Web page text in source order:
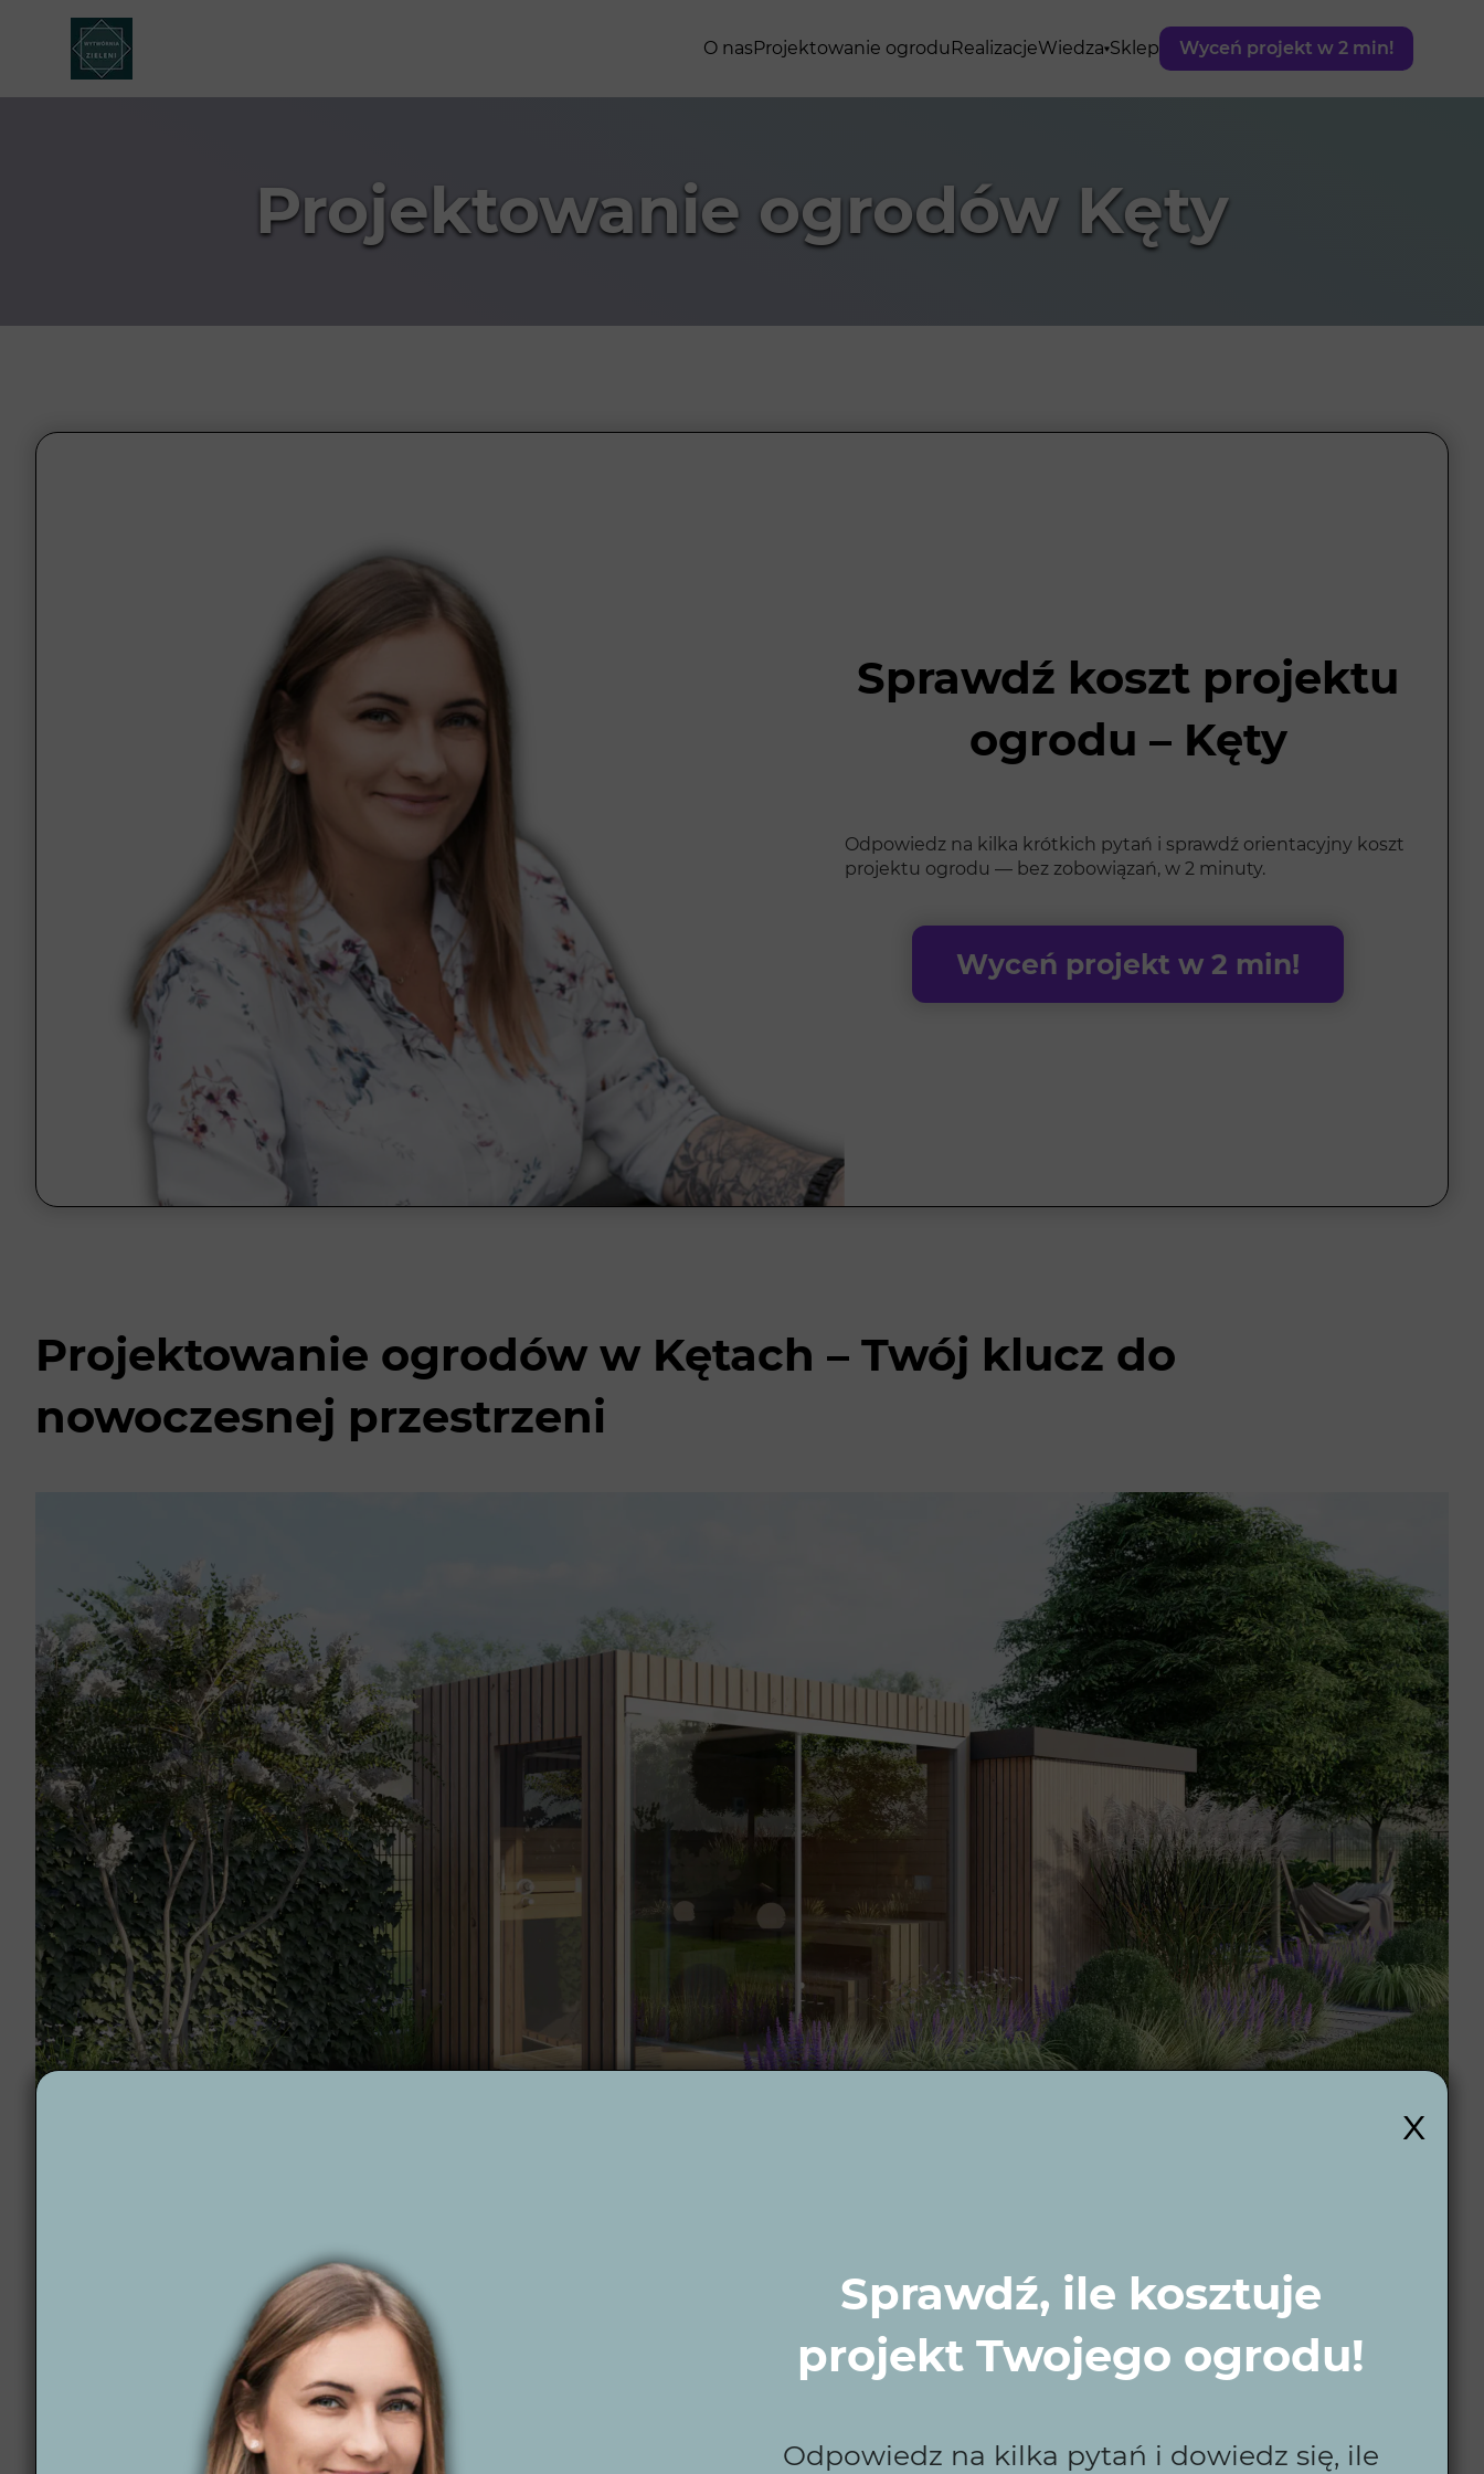
O nasProjektowanie ogrodu RealizacjeWiedza Sklep Wyceń projekt w 2 min!
Projektowanie ogrodów Kęty
Sprawdź koszt projektu
ogrodu – Kęty
Odpowiedz na kilka krótkich pytań i sprawdź orientacyjny koszt
projektu ogrodu — bez zobowiązań, w 2 minuty.
Wyceń projekt w 2 min!
Projektowanie ogrodów w Kętach – Twój klucz do
nowoczesnej przestrzeni
Projekt ogrodu w Ketach- strefa z sauną
Dlaczego warto wybrać Wytwórnię Zieleni?
x
Sprawdź, ile kosztuje
projekt Twojego ogrodu!
Odpowiedz na kilka pytań i dowiedz się, ile